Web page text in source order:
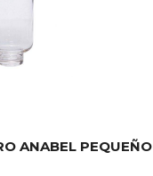
ANABEL PEQUEÑO